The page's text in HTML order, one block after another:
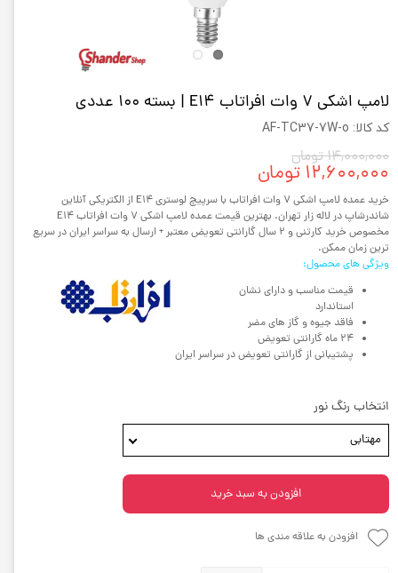
لامپ اشکی 7 وات افراتاب E14 | بسته 100 عددی
کد کالا: AF-TC37-7W-o
۱۴,۰۰۰,۰۰۰ تومان
۱۲,۶۰۰,۰۰۰ تومان
خرید عمده لامپ اشکی 7 وات افراتاب با سرپیچ لوستری E14 از الکتریکی آنلاین
شاندرشاپ در لاله زار تهران. بهترین قیمت عمده لامپ اشکی 7 وات افراتاب E14
مخصوص خرید کارتنی و 2 سال گارانتی تعویض معتبر + ارسال به سراسر ایران در سریع
ترین زمان ممکن.
ویژگی های محصول:
قیمت مناسب و دارای نشان
استاندارد
فاقد جیوه و گاز های مضر
24 ماه گارانتی تعویض
پشتیبانی از گارانتی تعویض در سراسر ایران
انتخاب رنگ نور
مهتابی
افزودن به سبد خرید
افزودن به علاقه مندی ها